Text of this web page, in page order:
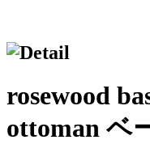
rosewood
ottoman ベ